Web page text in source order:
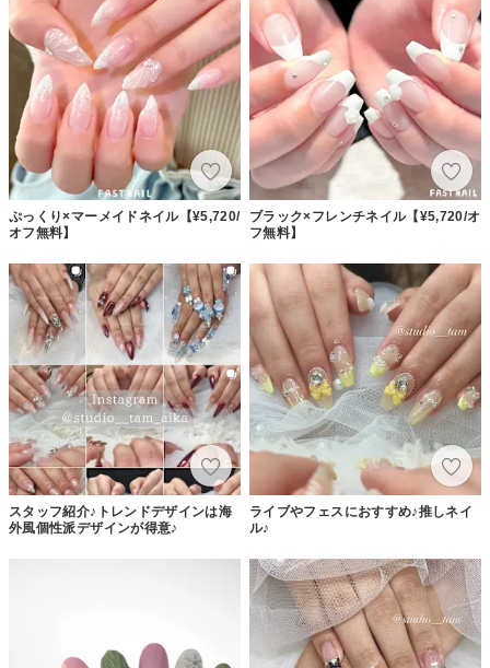
ぷっくり×マーメイドネイル【¥5,720/
オフ無料】
ブラック×フレンチネイル【¥5,720/オ
フ無料】
スタッフ紹介♪トレンドデザインは海
外風個性派デザインが得意♪
ライブやフェスにおすすめ♪推しネイ
ル♪